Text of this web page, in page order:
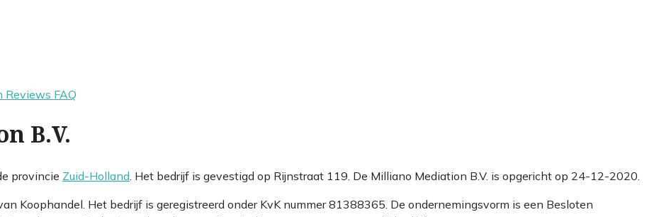
Reviews FAQ
B.V.
provincie Zuid-Holland . Het bedrijf is gevestigd op Rijnstraat 119. De Milliano Mediation B.V. is opgericht op 24-12-2020.
Koophandel. Het bedrijf is geregistreerd onder KvK nummer 81388365. De ondernemingsvorm is een Besloten